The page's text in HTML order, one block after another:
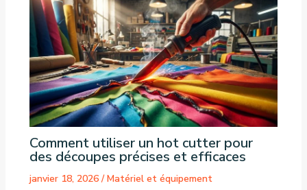
Comment utiliser un hot cutter pour
des découpes précises et efficaces
janvier 18, 2026 /Matériel et équipement